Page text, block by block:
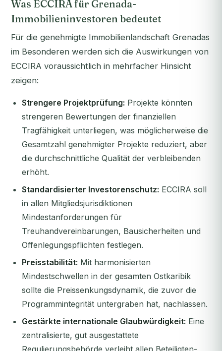
Was ECCIRA für Grenada-
Immobilieninvestoren bedeutet
Für die genehmigte Immobilienlandschaft Grenadas
im Besonderen werden sich die Auswirkungen von
ECCIRA voraussichtlich in mehrfacher Hinsicht
zeigen:
Strengere Projektprüfung: Projekte könnten
strengeren Bewertungen der finanziellen
Tragfähigkeit unterliegen, was möglicherweise die
Gesamtzahl genehmigter Projekte reduziert, aber
die durchschnittliche Qualität der verbleibenden
erhöht.
Standardisierter Investorenschutz: ECCIRA soll
in allen Mitgliedsjurisdiktionen
Mindestanforderungen für
Treuhandvereinbarungen, Bausicherheiten und
Offenlegungspflichten festlegen.
Preisstabilität: Mit harmonisierten
Mindestschwellen in der gesamten Ostkaribik
sollte die Preissenkungsdynamik, die zuvor die
Programmintegrität untergraben hat, nachlassen.
Gestärkte internationale Glaubwürdigkeit: Eine
zentralisierte, gut ausgestattete
Regulierungsbehörde verleiht allen Beteiligten-